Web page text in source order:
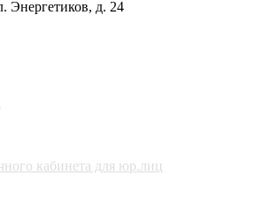
Энергетиков, д. 24
кабинета для юр.лиц